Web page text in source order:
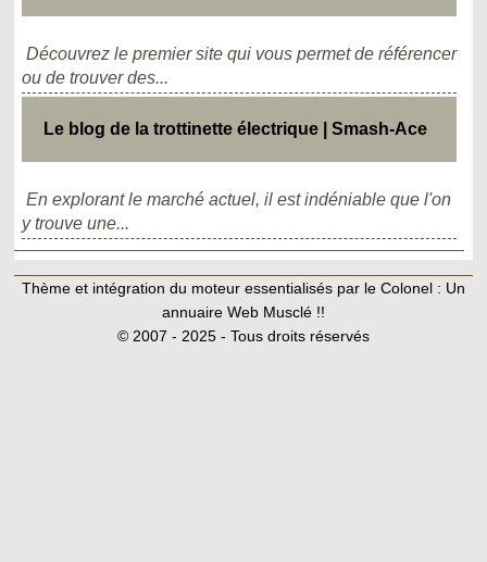
Découvrez le premier site qui vous permet de référencer
ou de trouver des...
Le blog de la trottinette électrique | Smash-Ace
En explorant le marché actuel, il est indéniable que l'on
y trouve une...
Thème et intégration du moteur essentialisés par le Colonel : Un
annuaire Web Musclé !!
© 2007 - 2025 - Tous droits réservés